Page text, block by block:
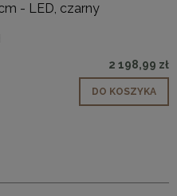
- LED, czarny
2 198,99 zł
DO KOSZYKA